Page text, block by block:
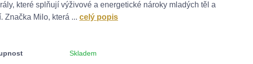
které splňují výživové a energetické nároky mladých těl a
Značka Milo, která ... celý popis
Skladem